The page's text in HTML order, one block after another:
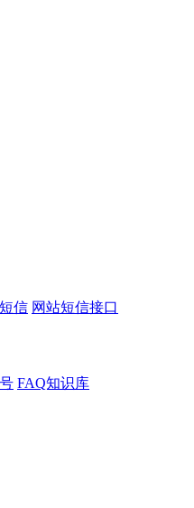
信 网站短信接口
FAQ知识库